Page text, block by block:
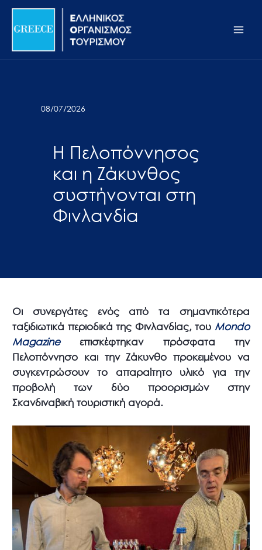
Σημείωση:
ιστότοπος
προσβασιμότητας.
Μετάβαση
περιεχόμενο
08/07/2026
Η Πελοπόννησος
και η Ζάκυνθος
συστήνονται στη
Φινλανδία
Οι συνεργάτες ενός από τα σημαντικότερα
ταξιδιωτικά περιοδικά της Φινλανδίας,του Mondo
Magazine
επισκέφτηκαν πρόσφατα την
Πελοπόννησο και την Ζάκυνθο προκειμένου να
συγκεντρώσουν το απαραίτητο υλικό για την
προβολή των δύο προορισμών στην
Σκανδιναβική τουριστική αγορά.